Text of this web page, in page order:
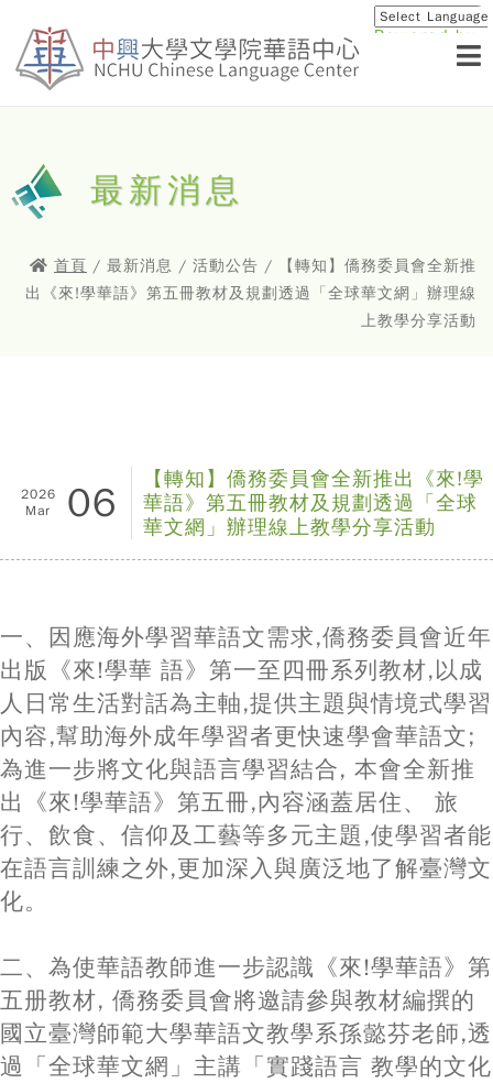
Powered by
最新消息
首頁 / 最新消息 / 活動公告 / 【轉知】僑務委員會全新推
出《來!學華語》第五冊教材及規劃透過「全球華文網」辦理線
上教學分享活動
2026
Mar
06
【轉知】僑務委員會全新推出《來!學
華語》第五冊教材及規劃透過「全球
華文網」辦理線上教學分享活動
一、因應海外學習華語文需求,僑務委員會近年
出版《來!學華 語》第一至四冊系列教材,以成
人日常生活對話為主軸,提供主題與情境式學習
內容,幫助海外成年學習者更快速學會華語文;
為進一步將文化與語言學習結合, 本會全新推
出《來!學華語》第五冊,內容涵蓋居住、 旅
行、飲食、信仰及工藝等多元主題,使學習者能
在語言訓練之外,更加深入與廣泛地了解臺灣文
化。
二、為使華語教師進一步認識《來!學華語》第
五册教材, 僑務委員會將邀請參與教材編撰的
國立臺灣師範大學華語文教學系孫懿芬老師,透
過「全球華文網」主講「實踐語言 教學的文化